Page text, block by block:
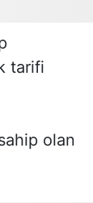
tarifi
olan